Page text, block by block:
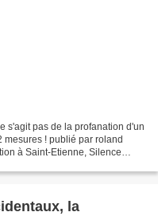
s'agit pas de la profanation d'un
mesures ! publié par roland
à Saint-Etienne, Silence
la